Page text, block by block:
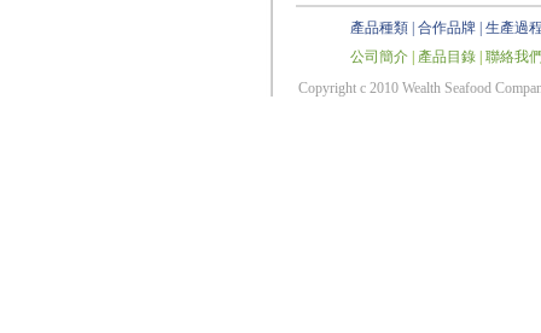
產品種類 合作品牌 生產過
公司簡介
產品目錄 聯絡我
Copyright c 2010 Wealth Seafood